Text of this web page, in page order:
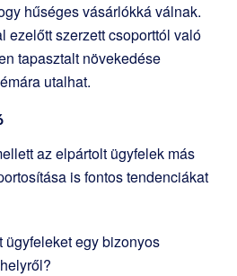
hűséges vásárlókká válnak.
ezelőtt szerzett csoporttól való
tapasztalt növekedése
utalhat.
az elpártolt ügyfelek más
is fontos tendenciákat
ügyfeleket egy bizonyos